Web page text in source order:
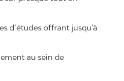
d’études offrant jusqu’à
au sein de